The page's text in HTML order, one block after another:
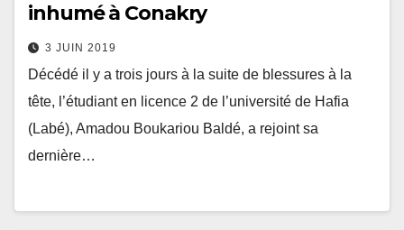
inhumé à Conakry
3 JUIN 2019
Décédé il y a trois jours à la suite de blessures à la
tête, l’étudiant en licence 2 de l’université de Hafia
(Labé), Amadou Boukariou Baldé, a rejoint sa
dernière…